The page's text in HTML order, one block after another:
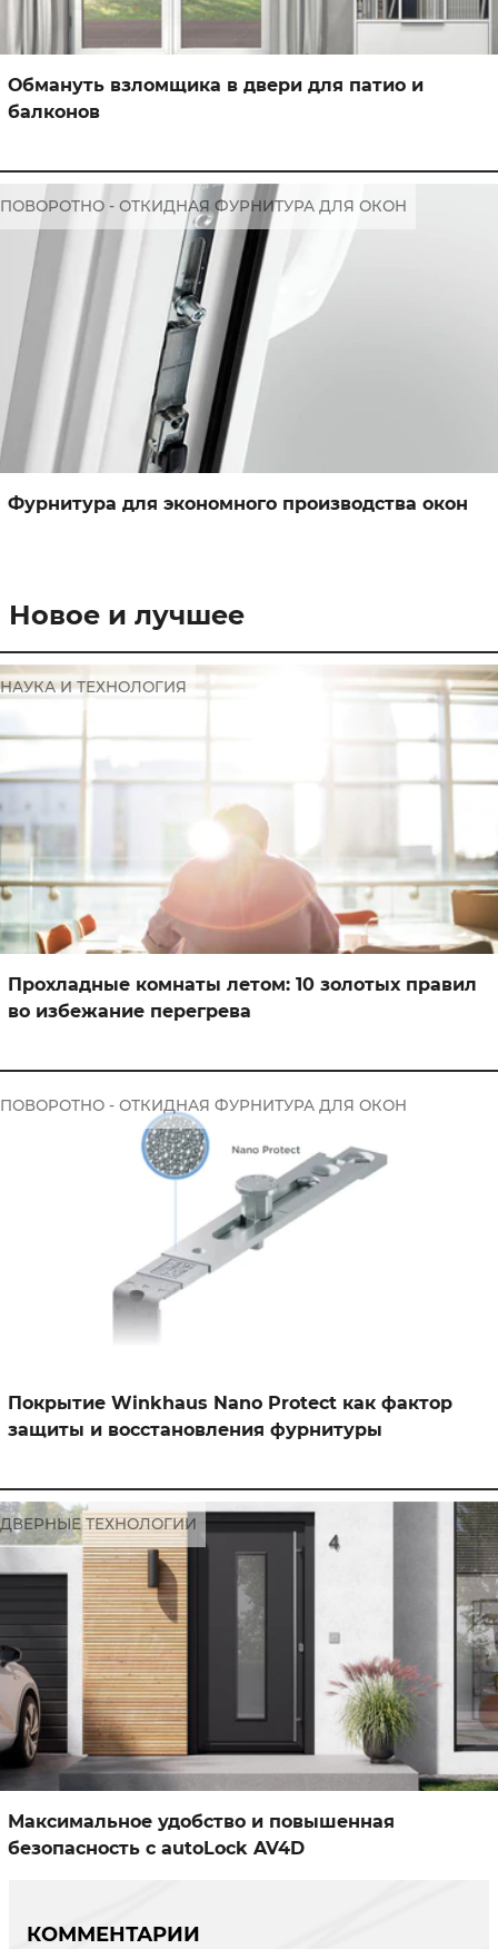
Обмануть взломщика в двери для патио и
балконов
Фурнитура для экономного производства окон
ПОВОРОТНО - ОТКИДНАЯ ФУРНИТУРА ДЛЯ ОКОН
Новое и лучшее
Прохладные комнаты летом: 10 золотых правил
во избежание перегрева
НАУКА И ТЕХНОЛОГИЯ
Покрытие Winkhaus Nano Protect как фактор
защиты и восстановления фурнитуры
ПОВОРОТНО - ОТКИДНАЯ ФУРНИТУРА ДЛЯ ОКОН
Максимальное удобство и повышенная
безопасность с autoLock AV4D
ДВЕРНЫЕ ТЕХНОЛОГИИ
КОММЕНТАРИИ